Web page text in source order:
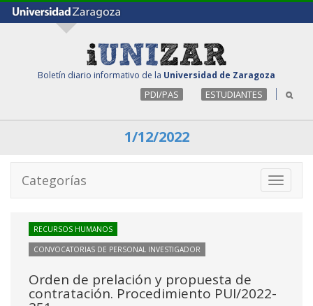
Boletín diario informativo de la Universidad de Zaragoza
PDI/PAS ESTUDIANTES
1/12/2022
Toggle
Categorías
RECURSOS HUMANOS
CONVOCATORIAS DE PERSONAL INVESTIGADOR
Orden de prelación y propuesta de
contratación. Procedimiento PUI/2022-